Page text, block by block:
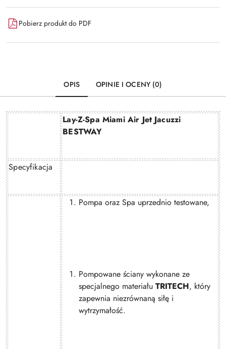
Pobierz produkt do PDF
OPIS OPINIE I OCENY (0)
Lay-Z-Spa Miami Air Jet Jacuzzi
BESTWAY
Specyfikacja
Pompa oraz Spa uprzednio testowane,
Pompowane ściany wykonane ze
specjalnego materiałuTRITECH, który
zapewnia niezrównaną siłę i
wytrzymałość.